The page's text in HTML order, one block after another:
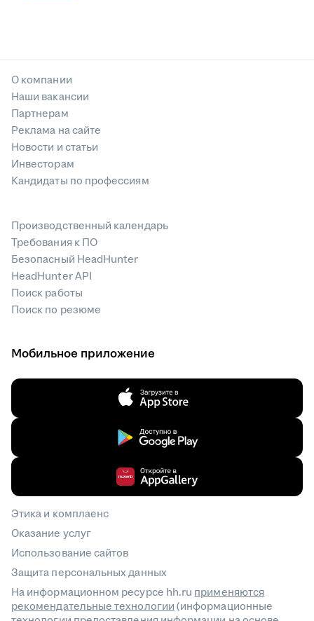
О компании
Наши вакансии
Партнерам
Реклама на сайте
Новости и статьи
Инвесторам
Кандидаты по профессиям
Производственный календарь
Требования к ПО
Безопасный HeadHunter
HeadHunter API
Поиск работы
Поиск по резюме
Мобильное приложение
Этика и комплаенс
Оказание услуг
Использование сайтов
Защита персональных данных
На информационном ресурсе hh.ru применяются
рекомендательные технологии(информационные